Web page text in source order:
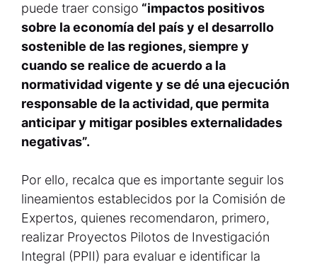
puede traer consigo “impactos positivos
sobre la economía del país y el desarrollo
sostenible de las regiones, siempre y
cuando se realice de acuerdo a la
normatividad vigente y se dé una ejecución
responsable de la actividad, que permita
anticipar y mitigar posibles externalidades
negativas”.
Por ello, recalca que es importante seguir los
lineamientos establecidos por la Comisión de
Expertos, quienes recomendaron, primero,
realizar Proyectos Pilotos de Investigación
Integral (PPII) para evaluar e identificar la